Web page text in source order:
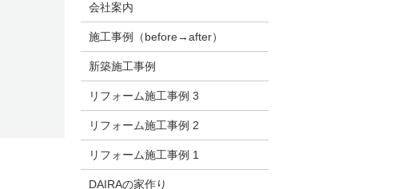
会社案内
施工事例（before→after）
新築施工事例
リフォーム施工事例 3
リフォーム施工事例 2
リフォーム施工事例 1
DAIRAの家作り